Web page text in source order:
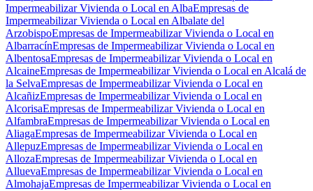
Impermeabilizar Vivienda o Local en AlbaEmpresas de
Impermeabilizar Vivienda o Local en Albalate del
ArzobispoEmpresas de Impermeabilizar Vivienda o Local en
AlbarracínEmpresas de Impermeabilizar Vivienda o Local en
AlbentosaEmpresas de Impermeabilizar Vivienda o Local en
AlcaineEmpresas de Impermeabilizar Vivienda o Local en Alcalá de
la SelvaEmpresas de Impermeabilizar Vivienda o Local en
AlcañizEmpresas de Impermeabilizar Vivienda o Local en
AlcorisaEmpresas de Impermeabilizar Vivienda o Local en
AlfambraEmpresas de Impermeabilizar Vivienda o Local en
AliagaEmpresas de Impermeabilizar Vivienda o Local en
AllepuzEmpresas de Impermeabilizar Vivienda o Local en
AllozaEmpresas de Impermeabilizar Vivienda o Local en
AlluevaEmpresas de Impermeabilizar Vivienda o Local en
AlmohajaEmpresas de Impermeabilizar Vivienda o Local en